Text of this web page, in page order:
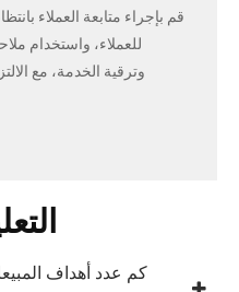
قم بإجراء متابعة العملاء
للعملاء، واستخدام
وترقية الخدمة، مع
كم عدد أهداف